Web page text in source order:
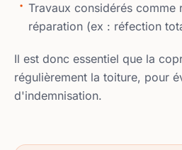
Travaux considérés comme
réparation (ex : réfection
Il est donc essentiel que la
régulièrement la toiture, pour
d'indemnisation.